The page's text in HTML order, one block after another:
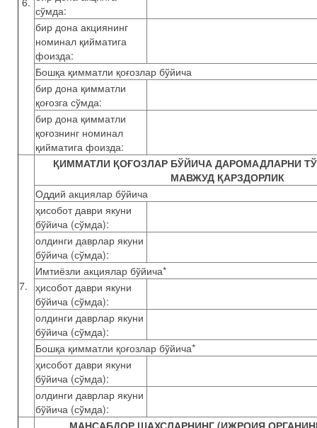
сўмда:
бир дона акциянинг
номинал қийматига
фоизда:
Бошқа қимматли қоғозлар бўйича
бир дона қимматли
қоғозга сўмда:
бир дона қимматли
қоғознинг номинал
қийматига фоизда:
7.
ҚИММАТЛИ ҚОҒОЗЛАР БЎЙИЧА ДАРОМАДЛАРНИ
МАВЖУД ҚАРЗДОРЛИК
Оддий акциялар бўйича
ҳисобот даври якуни
бўйича (сўмда):
олдинги даврлар якуни
бўйича (сўмда):
Имтиёзли акциялар бўйича*
ҳисобот даври якуни
бўйича (сўмда):
олдинги даврлар якуни
бўйича (сўмда):
Бошқа қимматли қоғозлар бўйича*
ҳисобот даври якуни
бўйича (сўмда):
олдинги даврлар якуни
бўйича (сўмда):
МАНСАБДОР ШАХСЛАРНИНГ (ИЖРОИЯ